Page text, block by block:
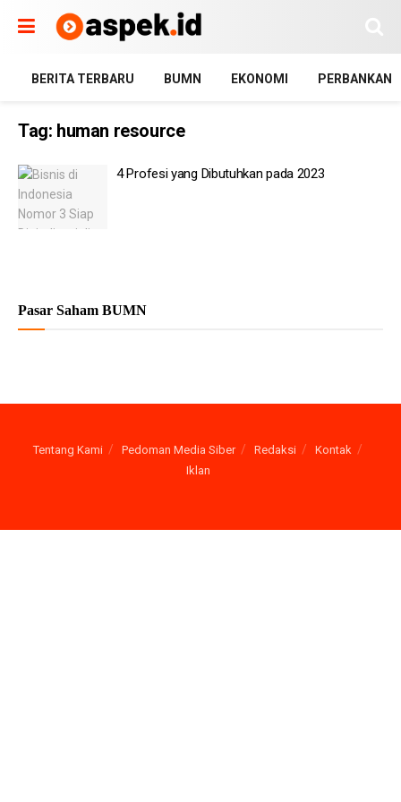
BERITA TERBARU BUMN EKONOMI PERBANKAN
Tag: human resource
4 Profesi yang Dibutuhkan pada 2023
Pasar Saham BUMN
Tentang Kami Pedoman Media Siber Redaksi
Kontak
Iklan